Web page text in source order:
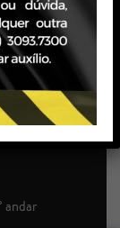
andar
andar